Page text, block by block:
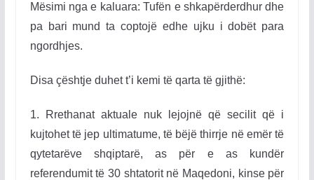
Mësimi nga e kaluara: Tufën e shkapërderdhur dhe
pa bari mund ta coptojë edhe ujku i dobët para
ngordhjes.
Disa çështje duhet t’i kemi të qarta të gjithë:
1. Rrethanat aktuale nuk lejojnë që secilit që i
kujtohet të jep ultimatume, të bëjë thirrje në emër të
qytetarëve shqiptarë, as për e as kundër
referendumit të 30 shtatorit në Maqedoni, kinse për